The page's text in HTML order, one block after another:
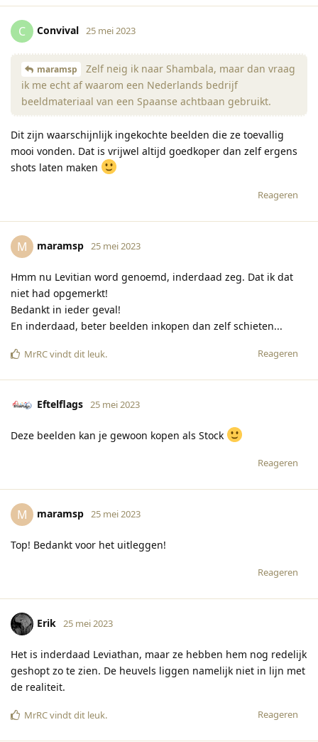
C Convival 25 mei 2023
maramsp
Zelf neig ik naar Shambala, maar dan vraag
ik me echt af waarom een Nederlands bedrijf
beeldmateriaal van een Spaanse achtbaan gebruikt.
Dit zijn waarschijnlijk ingekochte beelden die ze toevallig
mooi vonden. Dat is vrijwel altijd goedkoper dan zelf ergens
shots laten maken
Reageren
M maramsp 25 mei 2023
Hmm nu Levitian word genoemd, inderdaad zeg. Dat ik dat
niet had opgemerkt!
Bedankt in ieder geval!
En inderdaad, beter beelden inkopen dan zelf schieten...
Reageren
MrRCvindt dit leuk.
Eftelflags 25 mei 2023
Deze beelden kan je gewoon kopen als Stock
Reageren
M maramsp 25 mei 2023
Top! Bedankt voor het uitleggen!
Reageren
Erik 25 mei 2023
Het is inderdaad Leviathan, maar ze hebben hem nog redelijk
geshopt zo te zien. De heuvels liggen namelijk niet in lijn met
de realiteit.
Reageren
MrRCvindt dit leuk.